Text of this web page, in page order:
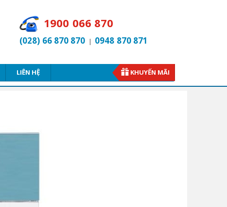
1900 066 870
(028) 66 870 870 | 0948 870 871
LIÊN HỆ KHUYẾN MÃI